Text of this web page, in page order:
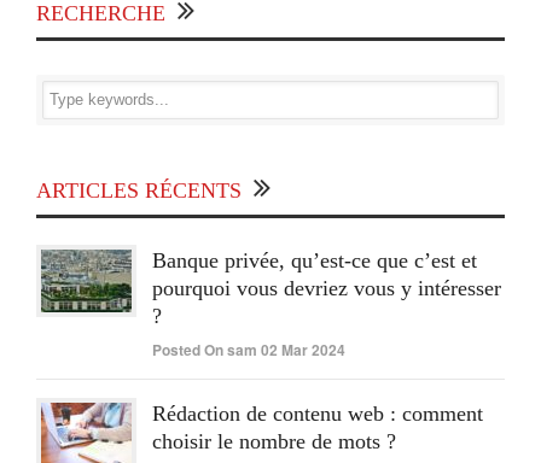
RECHERCHE
ARTICLES RÉCENTS
Banque privée, qu’est-ce que c’est et
pourquoi vous devriez vous y intéresser
?
Posted On sam 02 Mar 2024
Rédaction de contenu web : comment
choisir le nombre de mots ?